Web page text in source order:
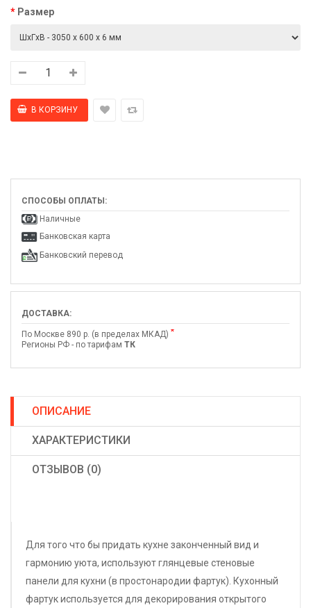
Размер
СПОСОБЫ ОПЛАТЫ:
Наличные
Банковская карта
Банковский перевод
ДОСТАВКА:
По Москве 890 р. (в пределах МКАД) *
Регионы РФ - по тарифам ТК
ОПИСАНИЕ
ХАРАКТЕРИСТИКИ
ОТЗЫВОВ (0)
Для того что бы придать кухне законченный вид и
гармонию уюта, используют глянцевые стеновые
панели для кухни (в простонародии фартук). Кухонный
фартук используется для декорирования открытого